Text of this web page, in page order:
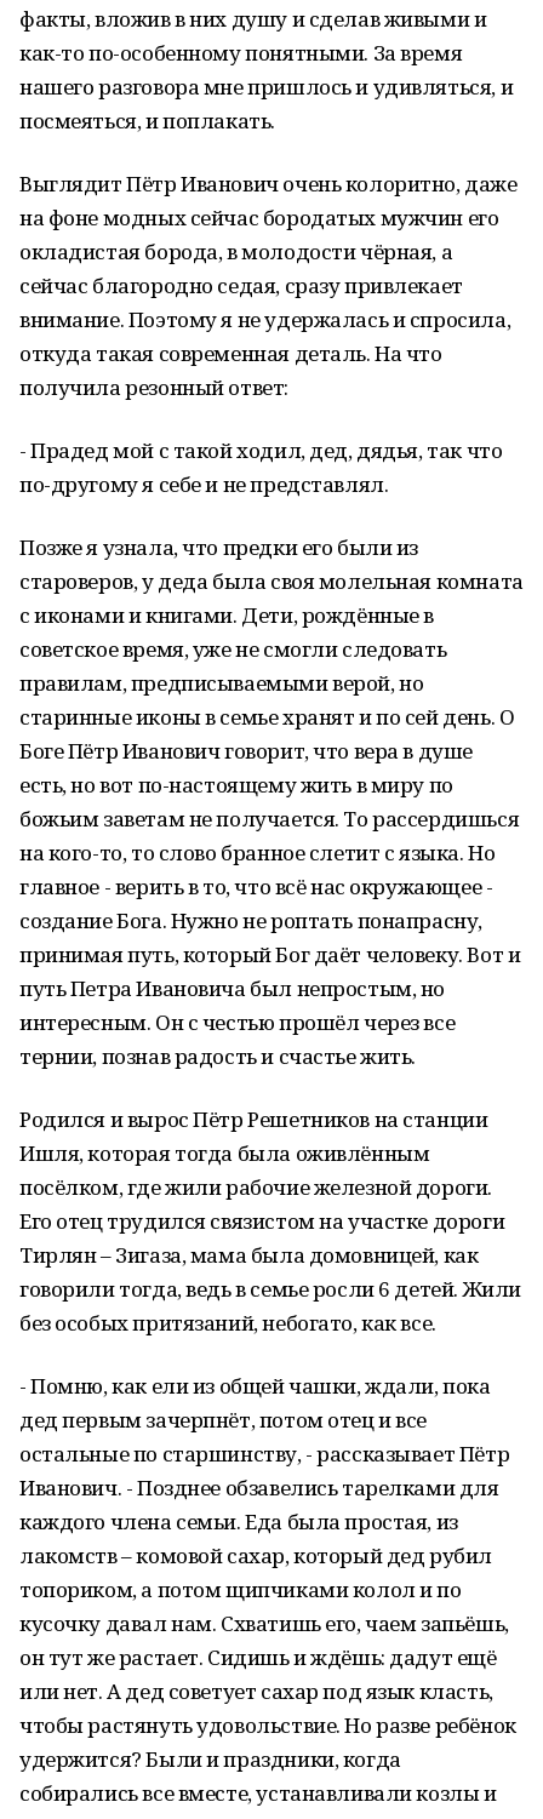
факты, вложив в них душу и сделав живыми и
как-то по-особенному понятными. За время
нашего разговора мне пришлось и удивляться, и
посмеяться, и поплакать.
Выглядит Пётр Иванович очень колоритно, даже
на фоне модных сейчас бородатых мужчин его
окладистая борода, в молодости чёрная, а
сейчас благородно седая, сразу привлекает
внимание. Поэтому я не удержалась и спросила,
откуда такая современная деталь. На что
получила резонный ответ:
- Прадед мой с такой ходил, дед, дядья, так что
по-другому я себе и не представлял.
Позже я узнала, что предки его были из
староверов, у деда была своя молельная комната
с иконами и книгами. Дети, рождённые в
советское время, уже не смогли следовать
правилам, предписываемыми верой, но
старинные иконы в семье хранят и по сей день. О
Боге Пётр Иванович говорит, что вера в душе
есть, но вот по-настоящему жить в миру по
божьим заветам не получается. То рассердишься
на кого-то, то слово бранное слетит с языка. Но
главное - верить в то, что всё нас окружающее -
создание Бога. Нужно не роптать понапрасну,
принимая путь, который Бог даёт человеку. Вот и
путь Петра Ивановича был непростым, но
интересным. Он с честью прошёл через все
тернии, познав радость и счастье жить.
Родился и вырос Пётр Решетников на станции
Ишля, которая тогда была оживлённым
посёлком, где жили рабочие железной дороги.
Его отец трудился связистом на участке дороги
Тирлян – Зигаза, мама была домовницей, как
говорили тогда, ведь в семье росли 6 детей. Жили
без особых притязаний, небогато, как все.
- Помню, как ели из общей чашки, ждали, пока
дед первым зачерпнёт, потом отец и все
остальные по старшинству, - рассказывает Пётр
Иванович. - Позднее обзавелись тарелками для
каждого члена семьи. Еда была простая, из
лакомств – комовой сахар, который дед рубил
топориком, а потом щипчиками колол и по
кусочку давал нам. Схватишь его, чаем запьёшь,
он тут же растает. Сидишь и ждёшь: дадут ещё
или нет. А дед советует сахар под язык класть,
чтобы растянуть удовольствие. Но разве ребёнок
удержится? Были и праздники, когда
собирались все вместе, устанавливали козлы и